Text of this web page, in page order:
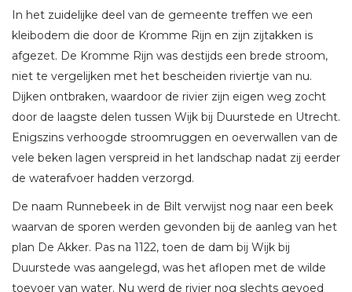
In het zuidelijke deel van de gemeente treffen we een
kleibodem die door de Kromme Rijn en zijn zijtakken is
afgezet. De Kromme Rijn was destijds een brede stroom,
niet te vergelijken met het bescheiden riviertje van nu.
Dijken ontbraken, waardoor de rivier zijn eigen weg zocht
door de laagste delen tussen Wijk bij Duurstede en Utrecht.
Enigszins verhoogde stroomruggen en oeverwallen van de
vele beken lagen verspreid in het landschap nadat zij eerder
de waterafvoer hadden verzorgd.
De naam Runnebeek in de Bilt verwijst nog naar een beek
waarvan de sporen werden gevonden bij de aanleg van het
plan De Akker. Pas na 1122, toen de dam bij Wijk bij
Duurstede was aangelegd, was het aflopen met de wilde
toevoer van water. Nu werd de rivier nog slechts gevoed